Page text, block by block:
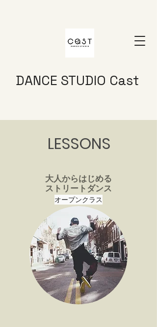
DANCE STUDIO Cast
LESSONS
​大人からはじめる
ストリートダンス
​​オープンクラス